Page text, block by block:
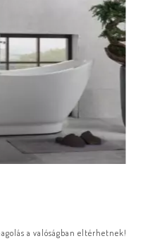
a valóságban eltérhetnek!